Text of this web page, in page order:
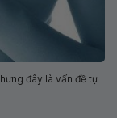
đây là vấn đề tự